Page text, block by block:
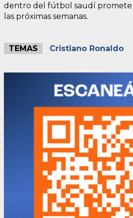
dentro del fútbol saudí promete
las próximas semanas.
TEMAS Cristiano Ronaldo